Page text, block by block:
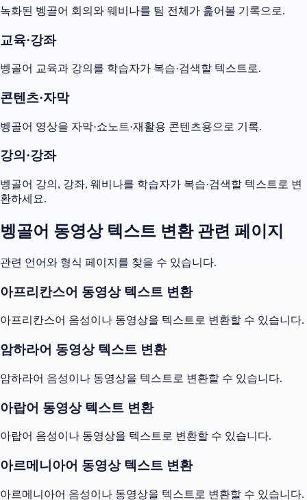
녹화된 벵골어 회의와 웨비나를 팀 전체가 훑어볼 기록으로.
교육·강좌
벵골어 교육과 강의를 학습자가 복습·검색할 텍스트로.
콘텐츠·자막
벵골어 영상을 자막·쇼노트·재활용 콘텐츠용으로 기록.
강의·강좌
벵골어 강의, 강좌, 웨비나를 학습자가 복습·검색할 텍스트로 변
환하세요.
벵골어 동영상 텍스트 변환 관련 페이지
관련 언어와 형식 페이지를 찾을 수 있습니다.
아프리칸스어 동영상 텍스트 변환
아프리칸스어 음성이나 동영상을 텍스트로 변환할 수 있습니다.
암하라어 동영상 텍스트 변환
암하라어 음성이나 동영상을 텍스트로 변환할 수 있습니다.
아랍어 동영상 텍스트 변환
아랍어 음성이나 동영상을 텍스트로 변환할 수 있습니다.
아르메니아어 동영상 텍스트 변환
아르메니아어 음성이나 동영상을 텍스트로 변환할 수 있습니다.